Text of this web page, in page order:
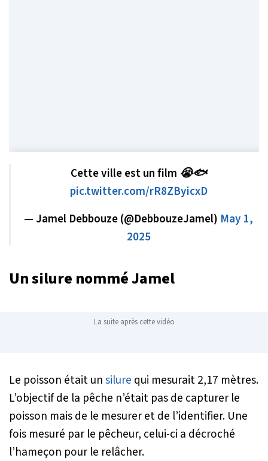
Cette ville est un film 😭🐟
pic.twitter.com/rR8ZByicxD
— Jamel Debbouze (@DebbouzeJamel) May 1,
2025
Un silure nommé Jamel
La suite après cette vidéo
Le poisson était unsilure qui mesurait 2,17 mètres.
L’objectif de la pêche n’était pas de capturer le
poisson mais de le mesurer et de l’identifier. Une
fois mesuré par le pêcheur, celui-ci a décroché
l’hameçon pour le relâcher.